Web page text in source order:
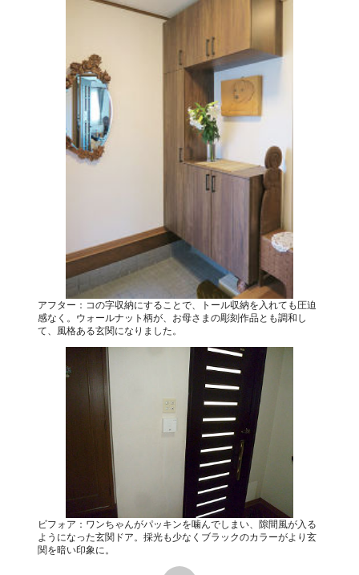
アフター：コの字収納にすることで、トール収納を入れても圧迫
感なく。ウォールナット柄が、お母さまの彫刻作品とも調和し
て、風格ある玄関になりました。
ビフォア：ワンちゃんがパッキンを噛んでしまい、隙間風が入る
ようになった玄関ドア。採光も少なくブラックのカラーがより玄
関を暗い印象に。